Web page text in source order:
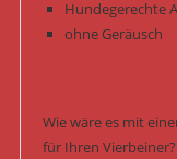
Hundegerechte
ohne Geräusch
Wie wäre es mit
für Ihren Vierbeiner?